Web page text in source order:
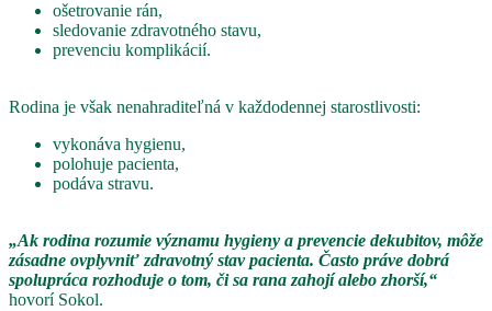
ošetrovanie rán,
sledovanie zdravotného stavu,
prevenciu komplikácií.
Rodina je však nenahraditeľná v každodennej starostlivosti:
vykonáva hygienu,
polohuje pacienta,
podáva stravu.
„Ak rodina rozumie významu hygieny a prevencie dekubitov, môže
zásadne ovplyvniť zdravotný stav pacienta. Často práve dobrá
spolupráca rozhoduje o tom, či sa rana zahojí alebo zhorší,“
hovorí Sokol.